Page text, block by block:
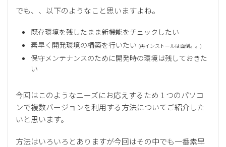
でも、、以下のようなこと思いますよね。
既存環境を残したまま新機能をチェックしたい
素早く開発環境の構築を行いたい (再インストールは面倒。。)
保守メンテナンスのために開発時の環境は残しておきた
い
今回はこのようなニーズにお応えするため 1 つのパソコ
ンで複数バージョンを利用する方法についてご紹介した
いと思います。
方法はいろいろとありますが今回はその中でも一番素早